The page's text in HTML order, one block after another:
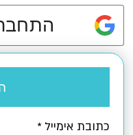
כתובת אימייל*